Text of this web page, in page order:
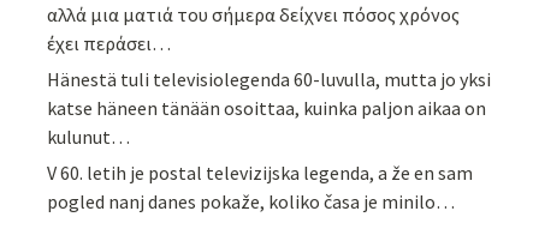
αλλά μια ματιά του σήμερα δείχνει πόσος χρόνος
έχει περάσει…
Hänestä tuli televisiolegenda 60-luvulla, mutta jo yksi
katse häneen tänään osoittaa, kuinka paljon aikaa on
kulunut…
V 60. letih je postal televizijska legenda, a že en sam
pogled nanj danes pokaže, koliko časa je minilo…